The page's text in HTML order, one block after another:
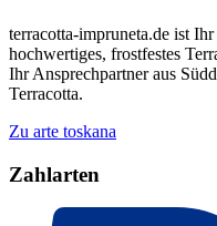
terracotta-impruneta.de ist
hochwertiges, frostfestes
Ihr Ansprechpartner aus
Terracotta.
Zu arte toskana
Zahlarten